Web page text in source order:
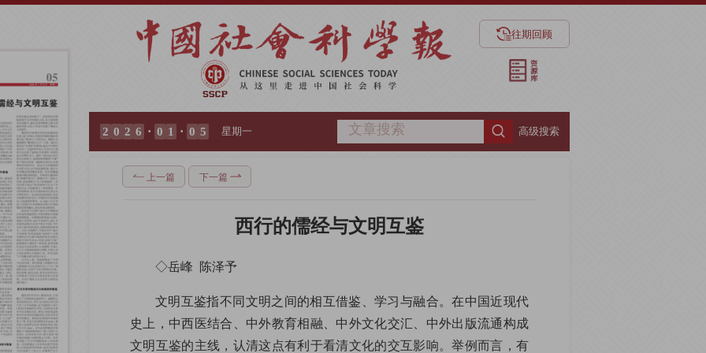
往期回顾
2 0 2 6 · 0 1 · 0 5 星期一 高级搜索
上一篇 下一篇
西行的儒经与文明互鉴
◇岳峰  陈泽予
文明互鉴指不同文明之间的相互借鉴、学习与融合。在中国近现代
史上，中西医结合、中外教育相融、中外文化交汇、中外出版流通构成
文明互鉴的主线，认清这点有利于看清文化的交互影响。举例而言，有